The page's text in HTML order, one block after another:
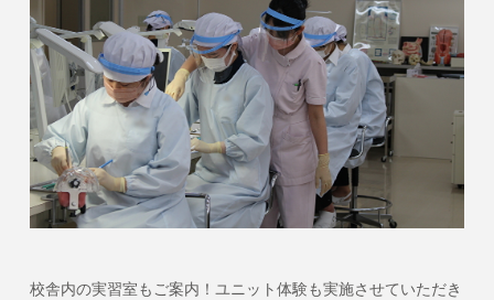
校舎内の実習室もご案内！ユニット体験も実施させていただき